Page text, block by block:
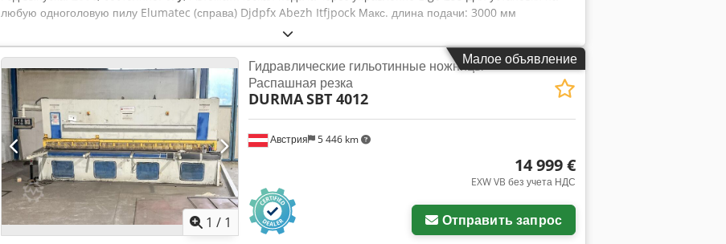
любую одноголовую пилу Elumatec (справа) Djdpfx Abezh Itfjpock Макс. длина подачи: 3000 мм
Малое объявление
1 / 1
Австрия 5 446 km
Гидравлические гильотинные ножницы
Распашная резка
DURMASBT 4012
14 999 €
EXW VB без учета НДС
Отправить запрос